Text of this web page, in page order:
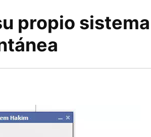
propio